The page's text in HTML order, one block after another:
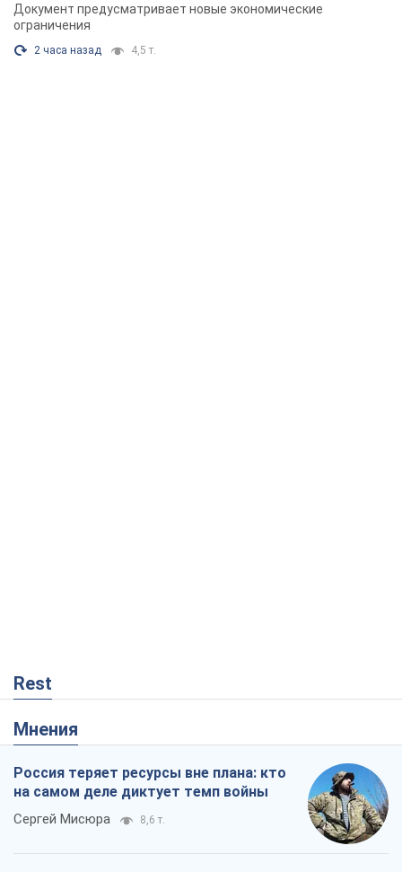
Документ предусматривает новые экономические
ограничения
2 часа назад 4,5 т.
Rest
Мнения
Россия теряет ресурсы вне плана: кто
на самом деле диктует темп войны
Сергей Мисюра 8,6 т.